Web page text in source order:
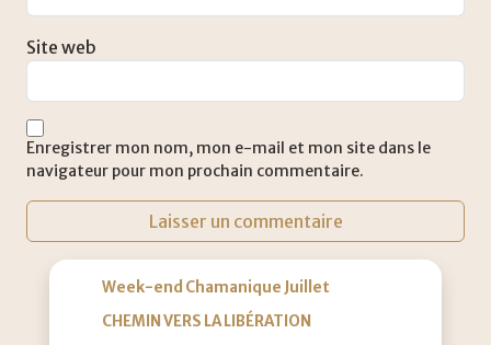
Site web
Enregistrer mon nom, mon e-mail et mon site dans le
navigateur pour mon prochain commentaire.
Week-end Chamanique Juillet
CHEMIN VERS LA LIBÉRATION